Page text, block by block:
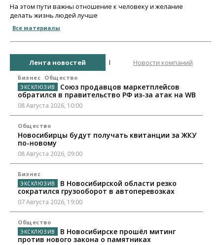
На этом пути важны отношение к человеку и желание
делать жизнь людей лучше
Все материалы
Лента новостей Новости компаний
Бизнес Общество
Союз продавцов маркетплейсов
обратился в правительство РФ из-за атак на WB
08 Августа 2026, 10:00
Общество
Новосибирцы будут получать квитанции за ЖКУ
по-новому
08 Августа 2026, 09:00
Бизнес
В Новосибирской области резко
сократился грузооборот в автоперевозках
07 Августа 2026, 19:00
Общество
В Новосибирске прошёл митинг
против нового закона о памятниках